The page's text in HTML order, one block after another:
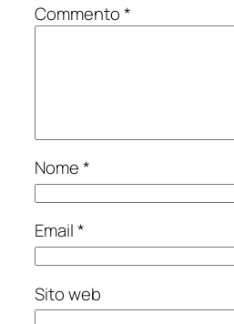
Commento*
Nome*
Email*
Sito web